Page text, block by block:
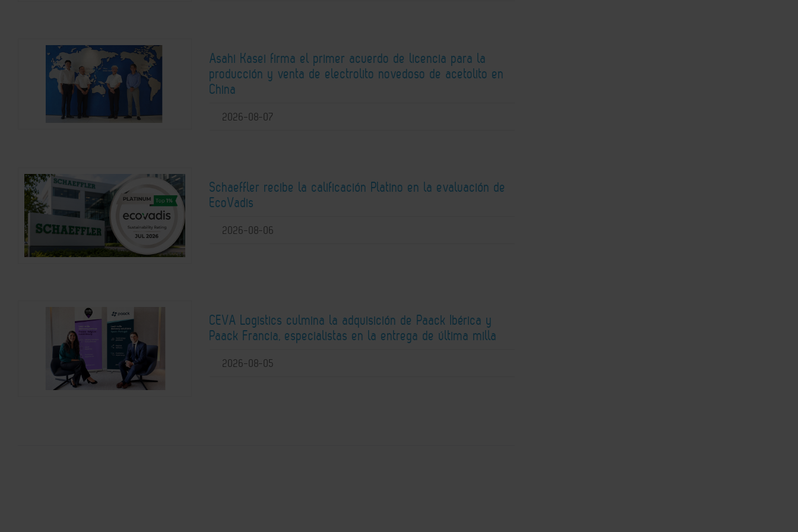
Asahi Kasei firma el primer acuerdo de licencia para la
producción y venta de electrolito novedoso de acetolito en
China
2026-08-07
Schaeffler recibe la calificación Platino en la evaluación de
EcoVadis
2026-08-06
CEVA Logistics culmina la adquisición de Paack Ibérica y
Paack Francia, especialistas en la entrega de última milla
2026-08-05